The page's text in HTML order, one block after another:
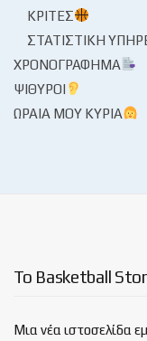
ΚΡΙΤΈΣ
ΣΤΑΤΙΣΤΙΚΉ
ΧΡΟΝΟΓΡΆΦΗΜΑ
ΨΊΘΥΡΟΙ
ΩΡΑΊΑ ΜΟΥ ΚΥΡΊΑ
Το Basketball
Μια νέα ιστοσελίδα